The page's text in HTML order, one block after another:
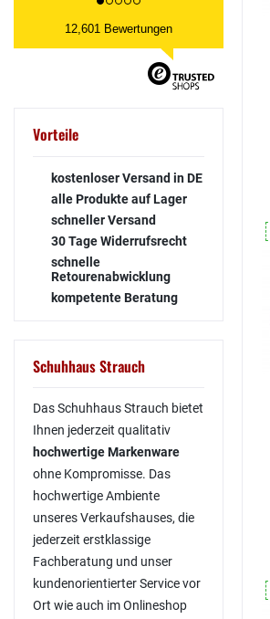
12,601 Bewertungen
Vorteile
kostenloser Versand in DE
alle Produkte auf Lager
schneller Versand
30 Tage Widerrufsrecht
schnelle
Retourenabwicklung
kompetente Beratung
Schuhhaus Strauch
Das Schuhhaus Strauch bietet
Ihnen jederzeit qualitativ
hochwertige Markenware
ohne Kompromisse. Das
hochwertige Ambiente
unseres Verkaufshauses, die
jederzeit erstklassige
Fachberatung und unser
kundenorientierter Service vor
Ort wie auch im Onlineshop